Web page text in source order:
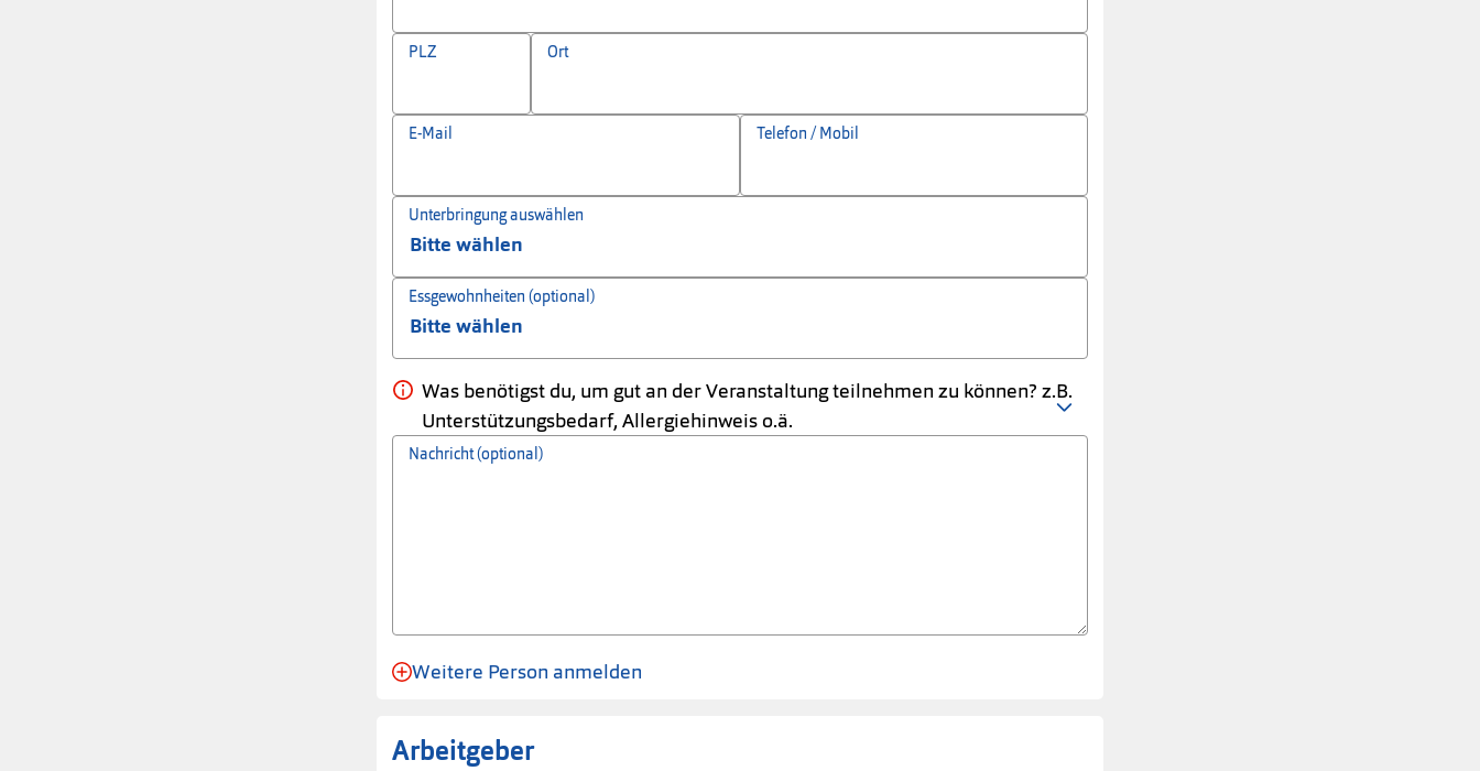
PLZ Ort
E-Mail Telefon / Mobil
Unterbringung auswählen
Essgewohnheiten (optional)
Was benötigst du, um gut an der Veranstaltung teilnehmen zu können? z.B.
Unterstützungsbedarf, Allergiehinweis o.ä.
Nachricht (optional)
Anmeldung für eine Person angelegt.
Weitere Person anmelden
Arbeitgeber